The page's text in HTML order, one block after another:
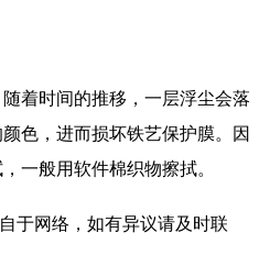
时间的推移，一层浮尘会落
色，进而损坏铁艺保护膜。因
一般用软件棉织物擦拭。
网络，如有异议请及时联